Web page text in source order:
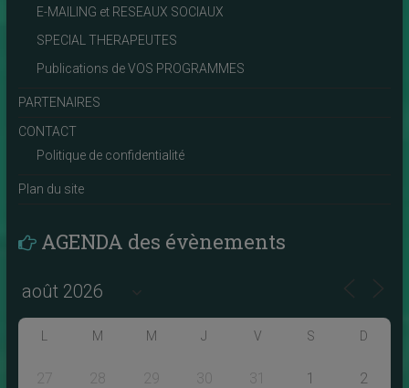
E-MAILING et RESEAUX SOCIAUX
SPECIAL THERAPEUTES
Publications de VOS PROGRAMMES
PARTENAIRES
CONTACT
Politique de confidentialité
Plan du site
AGENDA des évènements
L M M J V S D
27 28 29 30 31 1 2